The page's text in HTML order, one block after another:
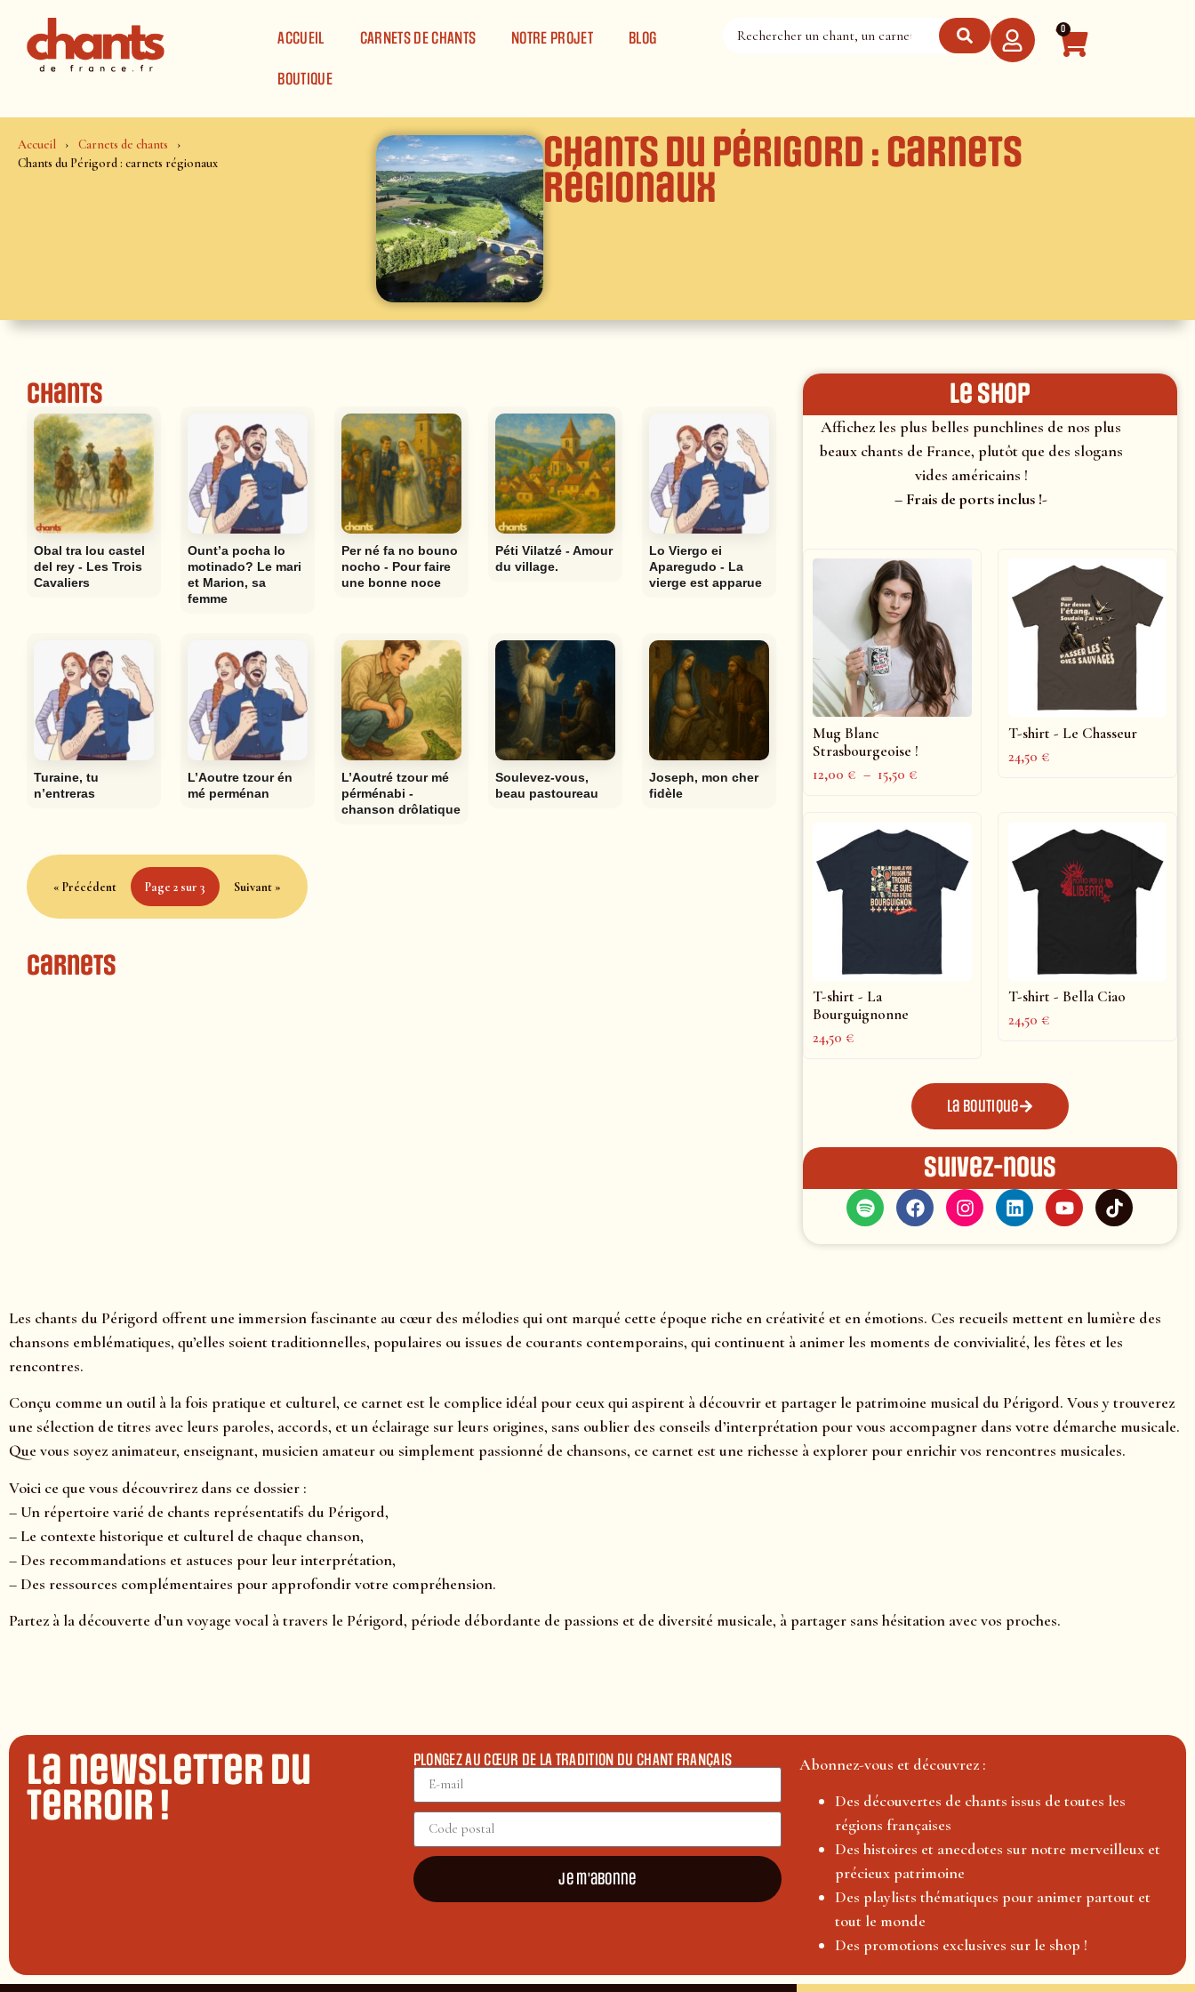
ACCUEIL
CARNETS DE CHANTS NOTRE PROJET BLOG
BOUTIQUE
0
Accueil
Carnets de chants
Chants du Périgord : carnets régionaux
Chants du Périgord : carnets
régionaux
Chants
Obal tra lou castel
del rey - Les Trois
Cavaliers
Ount’a pocha lo
motinado? Le mari
et Marion, sa
femme
Per né fa no bouno
nocho - Pour faire
une bonne noce
Péti Vilatzé - Amour
du village.
Lo Viergo ei
Aparegudo - La
vierge est apparue
Turaine, tu
n’entreras
L’Aoutre tzour én
mé perménan
L’Aoutré tzour mé
pérménabi -
chanson drôlatique
Soulevez-vous,
beau pastoureau
Joseph, mon cher
fidèle
« Précédent Page 2 sur 3 Suivant »
Carnets
le shop
Affichez les plus belles punchlines de nos plus
beaux chants de France, plutôt que des slogans
vides américains !
– Frais de ports inclus !-
Mug Blanc
Strasbourgeoise !
12,00€ – 15,50€
T-shirt - Le Chasseur
24,50€
T-shirt - La
Bourguignonne
24,50€
T-shirt - Bella Ciao
24,50€
La boutique
Suivez-nous
Les chants du Périgord offrent une immersion fascinante au cœur des mélodies qui ont marqué cette époque riche en créativité et en émotions. Ces recueils mettent en lumière des
chansons emblématiques, qu’elles soient traditionnelles, populaires ou issues de courants contemporains, qui continuent à animer les moments de convivialité, les fêtes et les
rencontres.
Conçu comme un outil à la fois pratique et culturel, ce carnet est le complice idéal pour ceux qui aspirent à découvrir et partager le patrimoine musical du Périgord. Vous y trouverez
une sélection de titres avec leurs paroles, accords, et un éclairage sur leurs origines, sans oublier des conseils d’interprétation pour vous accompagner dans votre démarche musicale.
Que vous soyez animateur, enseignant, musicien amateur ou simplement passionné de chansons, ce carnet est une richesse à explorer pour enrichir vos rencontres musicales.
Voici ce que vous découvrirez dans ce dossier :
– Un répertoire varié de chants représentatifs du Périgord,
– Le contexte historique et culturel de chaque chanson,
– Des recommandations et astuces pour leur interprétation,
– Des ressources complémentaires pour approfondir votre compréhension.
Partez à la découverte d’un voyage vocal à travers le Périgord, période débordante de passions et de diversité musicale, à partager sans hésitation avec vos proches.
La newsletter du
terroir !
PLONGEZ AU CŒUR DE LA TRADITION DU CHANT FRANÇAIS
Je m'abonne
Abonnez-vous et découvrez :
Des découvertes de chants issus de toutes les
régions françaises
Des histoires et anecdotes sur notre merveilleux et
précieux patrimoine
Des playlists thématiques pour animer partout et
tout le monde
Des promotions exclusives sur le shop !